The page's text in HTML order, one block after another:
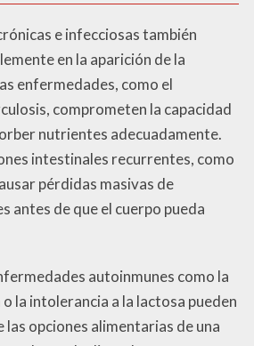
e infecciosas también
en la aparición de la
enfermedades, como el
comprometen la capacidad
nutrientes adecuadamente.
intestinales recurrentes, como
pérdidas masivas de
antes de que el cuerpo pueda
autoinmunes como la
la intolerancia a la lactosa pueden
opciones alimentarias de una